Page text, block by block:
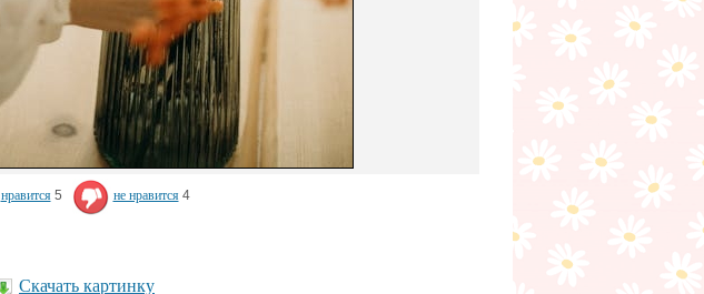
нравится 5 не нравится 4
Скачать картинку